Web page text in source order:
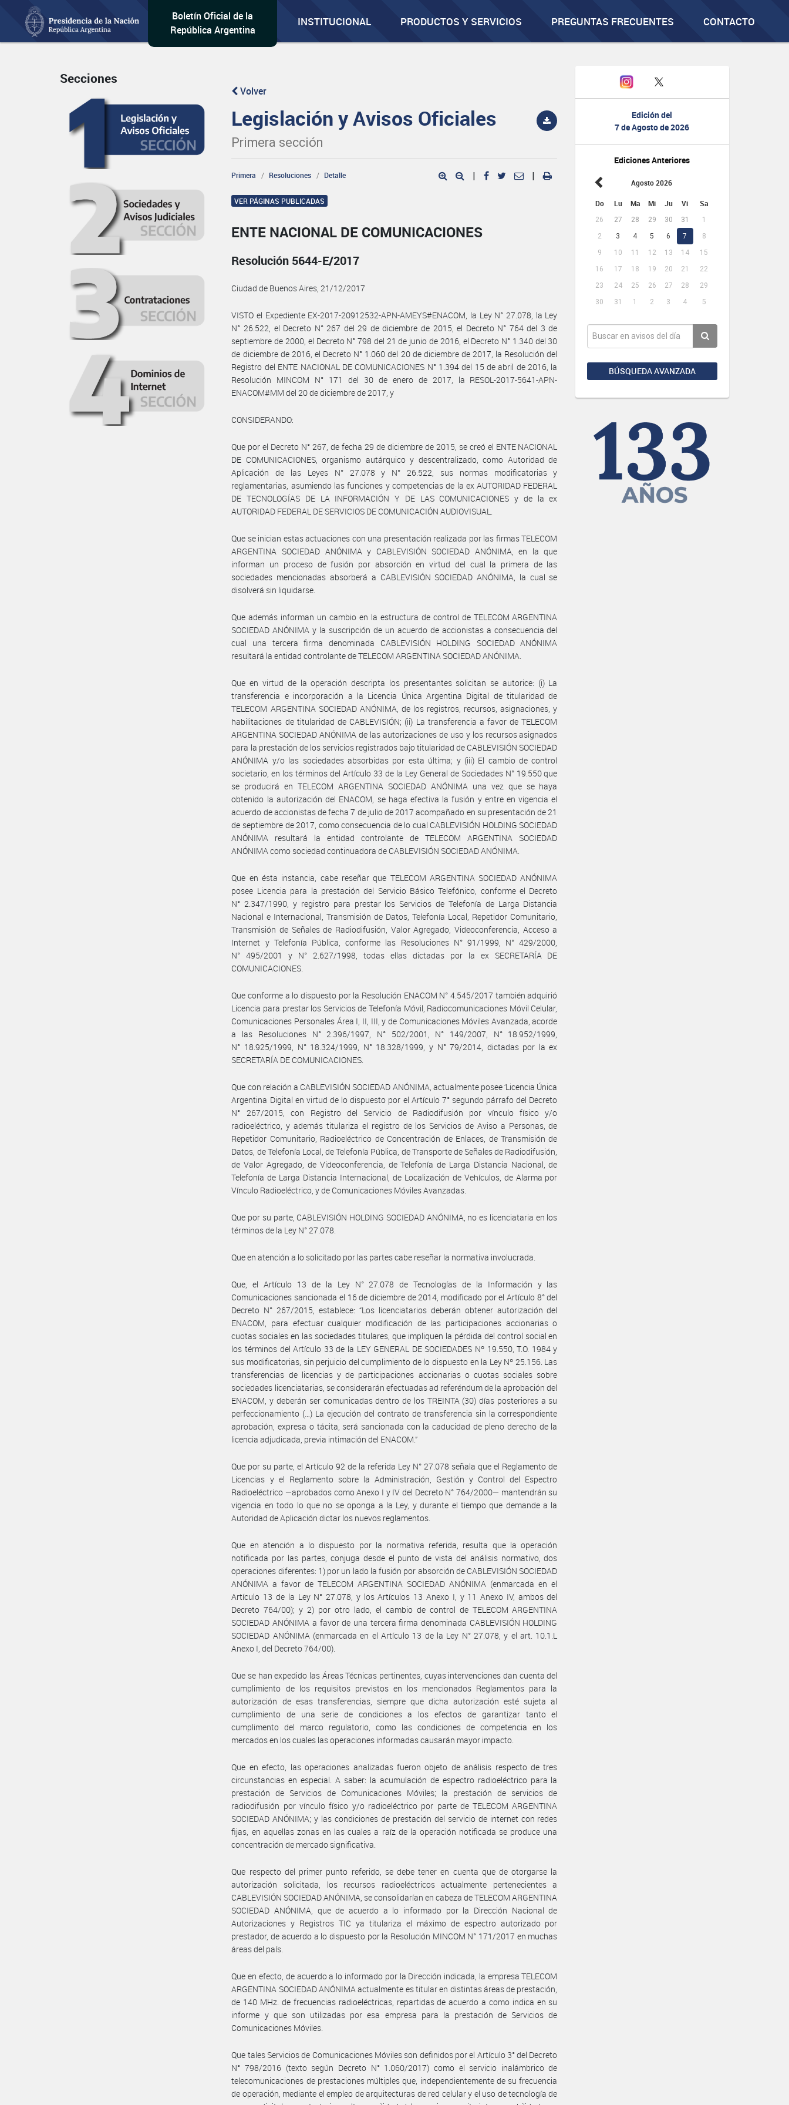
Boletín Oficial de la
República Argentina
INSTITUCIONAL PRODUCTOS Y SERVICIOS PREGUNTAS FRECUENTES CONTACTO
Edición del
7 de Agosto de 2026
Ediciones Anteriores
Agosto 2026
Do Lu Ma Mi Ju Vi Sa
26 27 28 29 30 31
1
2
3 4 5 6 7
8
9
10 11 12 13 14
15
16
17 18 19 20 21
22
23
24 25 26 27 28
29
30
31 1 2 3 4 5
BÚSQUEDA AVANZADA
Secciones
Volver
Legislación y Avisos Oficiales
Primera sección
Primera Resoluciones Detalle | |
VER PÁGINAS PUBLICADAS
ENTE NACIONAL DE COMUNICACIONES
Resolución 5644-E/2017
Ciudad de Buenos Aires, 21/12/2017
VISTO el Expediente EX-2017-20912532-APN-AMEYS#ENACOM, la Ley N° 27.078, la Ley
N° 26.522, el Decreto N° 267 del 29 de diciembre de 2015, el Decreto N° 764 del 3 de
septiembre de 2000, el Decreto N° 798 del 21 de junio de 2016, el Decreto N° 1.340 del 30
de diciembre de 2016, el Decreto N° 1.060 del 20 de diciembre de 2017, la Resolución del
Registro del ENTE NACIONAL DE COMUNICACIONES N° 1.394 del 15 de abril de 2016, la
Resolución MINCOM N° 171 del 30 de enero de 2017, la RESOL-2017-5641-APN-
ENACOM#MM del 20 de diciembre de 2017, y
CONSIDERANDO:
Que por el Decreto N° 267, de fecha 29 de diciembre de 2015, se creó el ENTE NACIONAL
DE COMUNICACIONES, organismo autárquico y descentralizado, como Autoridad de
Aplicación de las Leyes N° 27.078 y N° 26.522, sus normas modificatorias y
reglamentarias, asumiendo las funciones y competencias de la ex AUTORIDAD FEDERAL
DE TECNOLOGÍAS DE LA INFORMACIÓN Y DE LAS COMUNICACIONES y de la ex
AUTORIDAD FEDERAL DE SERVICIOS DE COMUNICACIÓN AUDIOVISUAL.
Que se inician estas actuaciones con una presentación realizada por las firmas TELECOM
ARGENTINA SOCIEDAD ANÓNIMA y CABLEVISIÓN SOCIEDAD ANÓNIMA, en la que
informan un proceso de fusión por absorción en virtud del cual la primera de las
sociedades mencionadas absorberá a CABLEVISIÓN SOCIEDAD ANÓNIMA, la cual se
disolverá sin liquidarse.
Que además informan un cambio en la estructura de control de TELECOM ARGENTINA
SOCIEDAD ANÓNIMA y la suscripción de un acuerdo de accionistas a consecuencia del
cual una tercera firma denominada CABLEVISIÓN HOLDING SOCIEDAD ANÓNIMA
resultará la entidad controlante de TELECOM ARGENTINA SOCIEDAD ANÓNIMA.
Que en virtud de la operación descripta los presentantes solicitan se autorice: (i) La
transferencia e incorporación a la Licencia Única Argentina Digital de titularidad de
TELECOM ARGENTINA SOCIEDAD ANÓNIMA, de los registros, recursos, asignaciones, y
habilitaciones de titularidad de CABLEVISIÓN; (ii) La transferencia a favor de TELECOM
ARGENTINA SOCIEDAD ANÓNIMA de las autorizaciones de uso y los recursos asignados
para la prestación de los servicios registrados bajo titularidad de CABLEVISIÓN SOCIEDAD
ANÓNIMA y/o las sociedades absorbidas por esta última; y (iii) El cambio de control
societario, en los términos del Artículo 33 de la Ley General de Sociedades N° 19.550 que
se producirá en TELECOM ARGENTINA SOCIEDAD ANÓNIMA una vez que se haya
obtenido la autorización del ENACOM, se haga efectiva la fusión y entre en vigencia el
acuerdo de accionistas de fecha 7 de julio de 2017 acompañado en su presentación de 21
de septiembre de 2017, como consecuencia de lo cual CABLEVISIÓN HOLDING SOCIEDAD
ANÓNIMA resultará la entidad controlante de TELECOM ARGENTINA SOCIEDAD
ANÓNIMA como sociedad continuadora de CABLEVISIÓN SOCIEDAD ANÓNIMA.
Que en ésta instancia, cabe reseñar que TELECOM ARGENTINA SOCIEDAD ANÓNIMA
posee Licencia para la prestación del Servicio Básico Telefónico, conforme el Decreto
N° 2.347/1990, y registro para prestar los Servicios de Telefonía de Larga Distancia
Nacional e Internacional, Transmisión de Datos, Telefonía Local, Repetidor Comunitario,
Transmisión de Señales de Radiodifusión, Valor Agregado, Videoconferencia, Acceso a
Internet y Telefonía Pública, conforme las Resoluciones N° 91/1999, N° 429/2000,
N° 495/2001 y N° 2.627/1998, todas ellas dictadas por la ex SECRETARÍA DE
COMUNICACIONES.
Que conforme a lo dispuesto por la Resolución ENACOM N° 4.545/2017 también adquirió
Licencia para prestar los Servicios de Telefonía Móvil, Radiocomunicaciones Móvil Celular,
Comunicaciones Personales Área I, II, III, y de Comunicaciones Móviles Avanzada, acorde
a las Resoluciones N° 2.396/1997, N° 502/2001, N° 149/2007, N° 18.952/1999,
N° 18.925/1999, N° 18.324/1999, N° 18.328/1999, y N° 79/2014, dictadas por la ex
SECRETARÍA DE COMUNICACIONES.
Que con relación a CABLEVISIÓN SOCIEDAD ANÓNIMA, actualmente posee ‘Licencia Única
Argentina Digital en virtud de lo dispuesto por el Artículo 7° segundo párrafo del Decreto
N° 267/2015, con Registro del Servicio de Radiodifusión por vínculo físico y/o
radioeléctrico, y además titulariza el registro de los Servicios de Aviso a Personas, de
Repetidor Comunitario, Radioeléctrico de Concentración de Enlaces, de Transmisión de
Datos, de Telefonía Local, de Telefonía Pública, de Transporte de Señales de Radiodifusión,
de Valor Agregado, de Videoconferencia, de Telefonía de Larga Distancia Nacional, de
Telefonía de Larga Distancia Internacional, de Localización de Vehículos, de Alarma por
Vínculo Radioeléctrico, y de Comunicaciones Móviles Avanzadas.
Que por su parte, CABLEVISIÓN HOLDING SOCIEDAD ANÓNIMA, no es licenciataria en los
términos de la Ley N° 27.078.
Que en atención a lo solicitado por las partes cabe reseñar la normativa involucrada.
Que, el Artículo 13 de la Ley N° 27.078 de Tecnologías de la Información y las
Comunicaciones sancionada el 16 de diciembre de 2014, modificado por el Artículo 8° del
Decreto N° 267/2015, establece: “Los licenciatarios deberán obtener autorización del
ENACOM, para efectuar cualquier modificación de las participaciones accionarias o
cuotas sociales en las sociedades titulares, que impliquen la pérdida del control social en
los términos del Artículo 33 de la LEY GENERAL DE SOCIEDADES Nº 19.550, T.O. 1984 y
sus modificatorias, sin perjuicio del cumplimiento de lo dispuesto en la Ley Nº 25.156. Las
transferencias de licencias y de participaciones accionarias o cuotas sociales sobre
sociedades licenciatarias, se considerarán efectuadas ad referéndum de la aprobación del
ENACOM, y deberán ser comunicadas dentro de los TREINTA (30) días posteriores a su
perfeccionamiento (…) La ejecución del contrato de transferencia sin la correspondiente
aprobación, expresa o tácita, será sancionada con la caducidad de pleno derecho de la
licencia adjudicada, previa intimación del ENACOM.”
Que por su parte, el Artículo 92 de la referida Ley N° 27.078 señala que el Reglamento de
Licencias y el Reglamento sobre la Administración, Gestión y Control del Espectro
Radioeléctrico —aprobados como Anexo I y IV del Decreto N° 764/2000— mantendrán su
vigencia en todo lo que no se oponga a la Ley, y durante el tiempo que demande a la
Autoridad de Aplicación dictar los nuevos reglamentos.
Que en atención a lo dispuesto por la normativa referida, resulta que la operación
notificada por las partes, conjuga desde el punto de vista del análisis normativo, dos
operaciones diferentes: 1) por un lado la fusión por absorción de CABLEVISIÓN SOCIEDAD
ANÓNIMA a favor de TELECOM ARGENTINA SOCIEDAD ANÓNIMA (enmarcada en el
Artículo 13 de la Ley N° 27.078, y los Artículos 13 Anexo I, y 11 Anexo IV, ambos del
Decreto 764/00); y 2) por otro lado, el cambio de control de TELECOM ARGENTINA
SOCIEDAD ANÓNIMA a favor de una tercera firma denominada CABLEVISIÓN HOLDING
SOCIEDAD ANÓNIMA (enmarcada en el Artículo 13 de la Ley N° 27.078, y el art. 10.1.L
Anexo I, del Decreto 764/00).
Que se han expedido las Áreas Técnicas pertinentes, cuyas intervenciones dan cuenta del
cumplimiento de los requisitos previstos en los mencionados Reglamentos para la
autorización de esas transferencias, siempre que dicha autorización esté sujeta al
cumplimiento de una serie de condiciones a los efectos de garantizar tanto el
cumplimento del marco regulatorio, como las condiciones de competencia en los
mercados en los cuales las operaciones informadas causarán mayor impacto.
Que en efecto, las operaciones analizadas fueron objeto de análisis respecto de tres
circunstancias en especial. A saber: la acumulación de espectro radioeléctrico para la
prestación de Servicios de Comunicaciones Móviles; la prestación de servicios de
radiodifusión por vínculo físico y/o radioeléctrico por parte de TELECOM ARGENTINA
SOCIEDAD ANÓNIMA; y las condiciones de prestación del servicio de internet con redes
fijas, en aquellas zonas en las cuales a raíz de la operación notificada se produce una
concentración de mercado significativa.
Que respecto del primer punto referido, se debe tener en cuenta que de otorgarse la
autorización solicitada, los recursos radioeléctricos actualmente pertenecientes a
CABLEVISIÓN SOCIEDAD ANÓNIMA, se consolidarían en cabeza de TELECOM ARGENTINA
SOCIEDAD ANÓNIMA, que de acuerdo a lo informado por la Dirección Nacional de
Autorizaciones y Registros TIC ya titulariza el máximo de espectro autorizado por
prestador, de acuerdo a lo dispuesto por la Resolución MINCOM N° 171/2017 en muchas
áreas del país.
Que en efecto, de acuerdo a lo informado por la Dirección indicada, la empresa TELECOM
ARGENTINA SOCIEDAD ANÓNIMA actualmente es titular en distintas áreas de prestación,
de 140 MHz. de frecuencias radioeléctricas, repartidas de acuerdo a como indica en su
informe y que son utilizadas por esa empresa para la prestación de Servicios de
Comunicaciones Móviles.
Que tales Servicios de Comunicaciones Móviles son definidos por el Artículo 3° del Decreto
N° 798/2016 (texto según Decreto N° 1.060/2017) como el servicio inalámbrico de
telecomunicaciones de prestaciones múltiples que, independientemente de su frecuencia
de operación, mediante el empleo de arquitecturas de red celular y el uso de tecnología de